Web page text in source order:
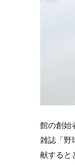
館の創始
雑誌「野
献すると